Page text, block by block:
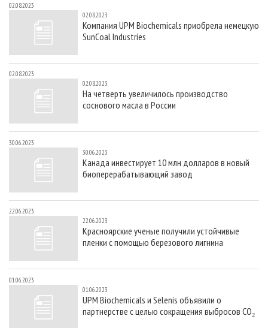
02.08.2023
02.08.2023
Компания UPM Biochemicals приобрела немецкую
SunCoal Industries
02.08.2023
02.08.2023
На четверть увеличилось производство
соснового масла в России
30.06.2023
30.06.2023
Канада инвестирует 10 млн долларов в новый
биоперерабатывающий завод
22.06.2023
22.06.2023
Красноярские ученые получили устойчивые
пленки с помощью березового лигнина
01.06.2023
01.06.2023
UPM Biochemicals и Selenis объявили о
партнерстве с целью сокращения выбросов CO₂